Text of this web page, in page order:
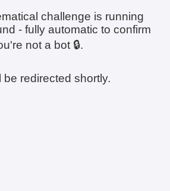
challenge is running
- fully automatic to confirm
not a bot 🔒.
be redirected shortly.